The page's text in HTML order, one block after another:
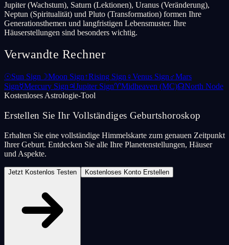
Jupiter (Wachstum), Saturn (Lektionen), Uranus (Veränderung),
Neptun (Spiritualität) und Pluto (Transformation) formen Ihre
Generationsthemen und langfristigen Lebensmuster. Ihre
Häuserstellungen sind besonders wichtig.
Verwandte Rechner
☉Sun Sign ☽Moon Sign↑Rising Sign ♀Venus Sign♂Mars
Sign☿Mercury Sign♃Jupiter Sign♈Midheaven (MC)☊North Node
Kostenloses Astrologie-Tool
Erstellen Sie Ihr Vollständiges Geburtshoroskop
Erhalten Sie eine vollständige Himmelskarte zum genauen Zeitpunkt
Ihrer Geburt. Entdecken Sie alle Ihre Planetenstellungen, Häuser
und Aspekte.
Jetzt Kostenlos Testen Kostenloses Konto Erstellen